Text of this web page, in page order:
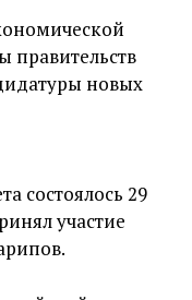
правительств
новых
состоялось 29
участие